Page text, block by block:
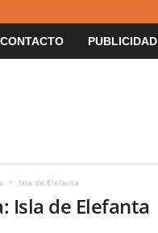
CONTACTO PUBLICIDAD
Isla de Elefanta
Isla de Elefanta